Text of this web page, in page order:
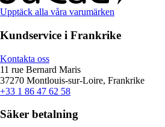
Upptäck alla våra varumärken
Kundservice i Frankrike
Kontakta oss
11 rue Bernard Maris
37270 Montlouis-sur-Loire, Frankrike
+33 1 86 47 62 58
Säker betalning